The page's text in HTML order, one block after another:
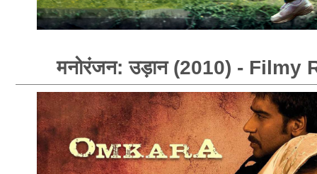
मनोरंजन: उड़ान (2010) - Filmy